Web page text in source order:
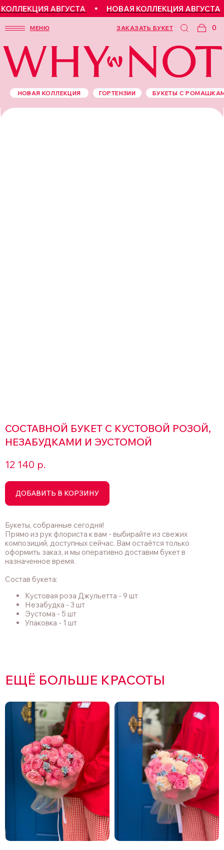
АВГУСТА НОВАЯ КОЛЛЕКЦИЯ АВГУСТА
МЕНЮ 0
ЗАКАЗАТЬ БУКЕТ
БУКЕТЫ С
НОВАЯ КОЛЛЕКЦИЯ ГОРТЕНЗИИ
СОСТАВНОЙ БУКЕТ С КУСТОВОЙ РОЗОЙ,
НЕЗАБУДКАМИ И ЭУСТОМОЙ
12 140 р.
ДОБАВИТЬ В КОРЗИНУ
Букеты, собранные сегодня!
Прямо из рук флориста к вам - выбирайте из свежих
композиций, доступных сейчас. Вам остаётся только
оформить заказ, и мы оперативно доставим букет в
назначенное время.
Состав букета:
Кустовая роза Джульетта - 9 шт
Незабудка - 3 шт
Эустома - 5 шт
Упаковка - 1 шт
ЕЩЁ БОЛЬШЕ КРАСОТЫ